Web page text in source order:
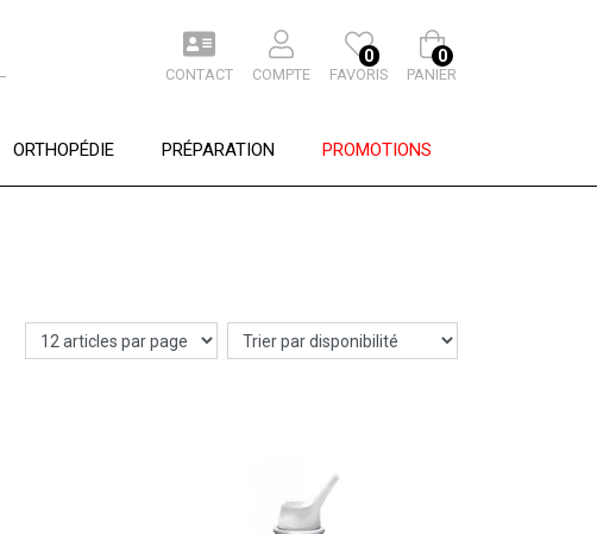
CONTACT COMPTE FAVORIS
0
PANIER
0
ORTHOPÉDIE PRÉPARATION PROMOTIONS